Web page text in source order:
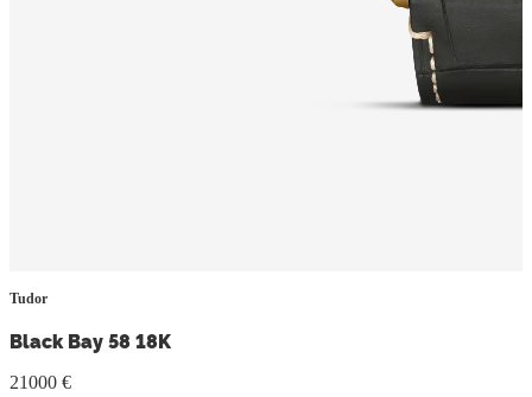
Tudor
Black Bay 58 18K
21000 €